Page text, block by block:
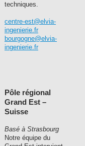
techniques.
centre-est@elvia-
ingenierie.fr
bourgogne@elvia-
ingenierie.fr
Pôle régional
Grand Est –
Suisse
Basé à Strasbourg
Notre équipe du